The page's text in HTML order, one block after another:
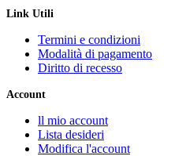
Link Utili
Termini e condizioni
Modalità di pagamento
Diritto di recesso
Account
ll mio account
Lista desideri
Modifica l'account